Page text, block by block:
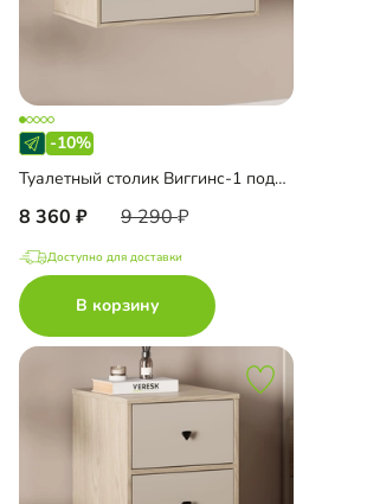
-10%
Туалетный столик Виггинс-1 подвесной
8 360 9 290
Доступно для доставки
В корзину